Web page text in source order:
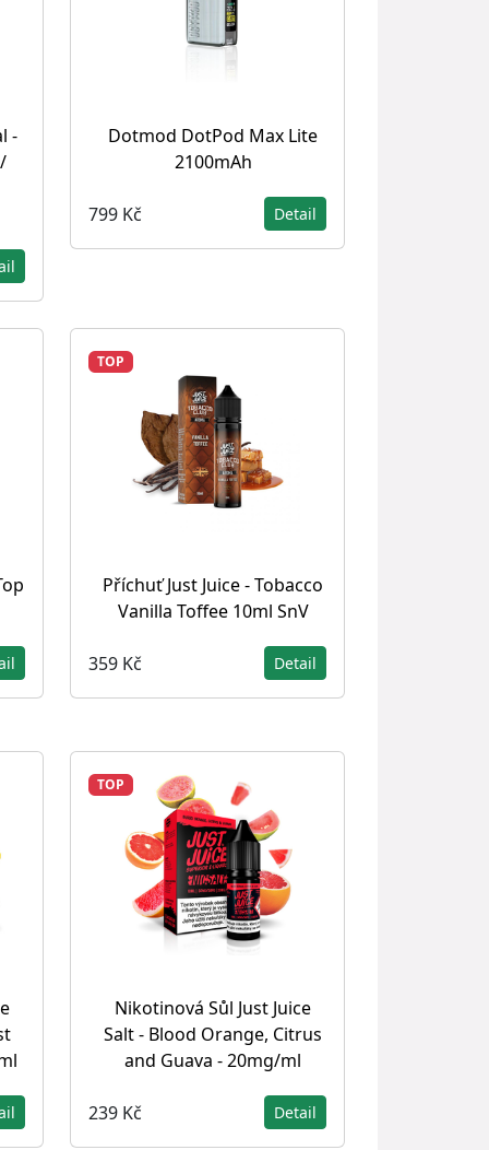
-
Dotmod DotPod Max Lite
2100mAh
799 Kč Detail
TOP
Příchuť Just Juice - Tobacco
Vanilla Toffee 10ml SnV
359 Kč Detail
TOP
Nikotinová Sůl Just Juice
Salt - Blood Orange, Citrus
and Guava - 20mg/ml
239 Kč Detail